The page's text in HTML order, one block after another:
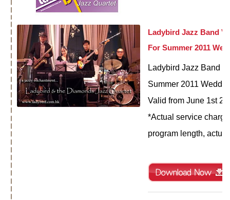
Ladybird Jazz Band
For Summer 2011
Ladybird Jazz Band
Summer 2011
Valid from June 1st
*Actual service
program length,